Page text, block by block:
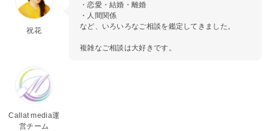
祝花
・恋愛・結婚・離婚
・人間関係
など、いろいろなご相談を鑑定してきました。
複雑なご相談は大好きです。
Callat media運
営チーム